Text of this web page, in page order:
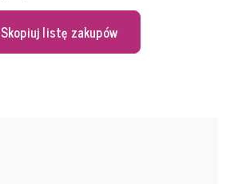
Skopiuj listę zakupów